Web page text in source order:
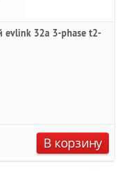
evlink 32a 3-phase t2-
В корзину